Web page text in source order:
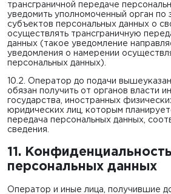
трансграничной передаче
уведомить уполномоченный орган по
субъектов персональных данных о
осуществлять трансграничную
данных (такое уведомление
уведомления о намерении
персональных данных).
10.2. Оператор до подачи
обязан получить от органов власти
государства, иностранных
юридических лиц, которым
передача персональных данных,
сведения.
11. Конфиденциальность
персональных данных
Оператор и иные лица, получившие